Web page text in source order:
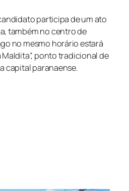
participa de um ato
também no centro de
no mesmo horário estará
Maldita”, ponto tradicional de
capital paranaense.